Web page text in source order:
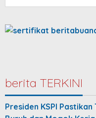
berita TERKINI
Presiden KSPI Pastikan